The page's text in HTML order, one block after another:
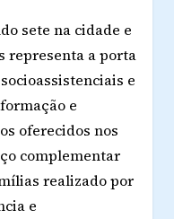
sete na cidade e
representa a porta
e
e
oferecidos nos
complementar
realizado por
e